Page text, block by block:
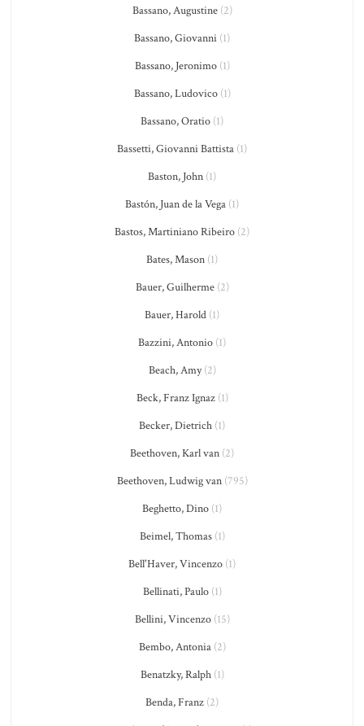
Bassano, Augustine(2)
Bassano, Giovanni (1)
Bassano, Jeronimo(1)
Bassano, Ludovico(1)
Bassano, Oratio (1)
Bassetti, Giovanni Battista (1)
Baston, John (1)
Bastón, Juan de la Vega (1)
Bastos, Martiniano Ribeiro (2)
Bates, Mason (1)
Bauer, Guilherme(2)
Bauer, Harold (1)
Bazzini, Antonio (1)
Beach, Amy(2)
Beck, Franz Ignaz(1)
Becker, Dietrich (1)
Beethoven, Karl van (2)
Beethoven, Ludwig van(795)
Beghetto, Dino (1)
Beimel, Thomas(1)
Bell'Haver, Vincenzo (1)
Bellinati, Paulo(1)
Bellini, Vincenzo(15)
Bembo, Antonia(2)
Benatzky, Ralph(1)
Benda, Franz (2)